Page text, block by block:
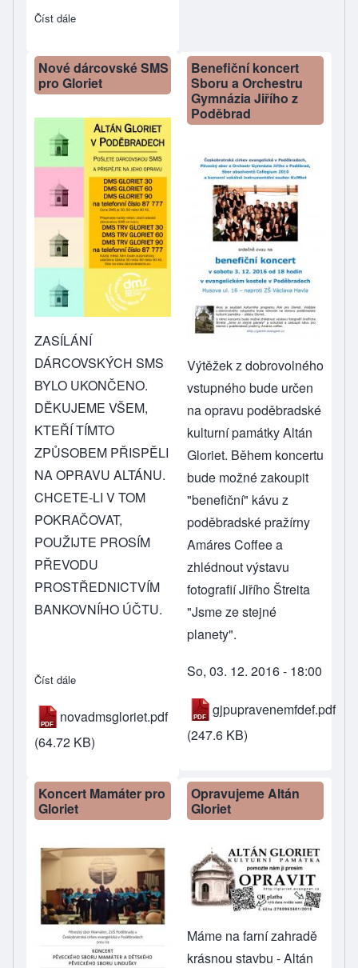
Číst dále
Nové dárcovské SMS
pro Gloriet
ZASÍLÁNÍ
DÁRCOVSKÝCH SMS
BYLO UKONČENO.
DĚKUJEME VŠEM,
KTEŘÍ TÍMTO
ZPŮSOBEM PŘISPĚLI
NA OPRAVU ALTÁNU.
CHCETE-LI V TOM
POKRAČOVAT,
POUŽIJTE PROSÍM
PŘEVODU
PROSTŘEDNICTVÍM
BANKOVNÍHO ÚČTU.
Číst dále about Nové dárcovské SMS pro Gloriet
novadmsgloriet.pdf
(64.72 KB)
Benefiční koncert
Sboru a Orchestru
Gymnázia Jiřího z
Poděbrad
Výtěžek z dobrovolného
vstupného bude určen
na opravu poděbradské
kulturní památky Altán
Gloriet. Během koncertu
bude možné zakoupit
"benefiční" kávu z
poděbradské pražírny
Amáres Coffee a
zhlédnout výstavu
fotografií Jiřího Štreita
"Jsme ze stejné
planety".
So, 03. 12. 2016 - 18:00
gjpupravenemfdef.pdf
(247.6 KB)
Koncert Mamáter pro
Gloriet
Opravujeme Altán
Gloriet
Máme na farní zahradě
krásnou stavbu - Altán